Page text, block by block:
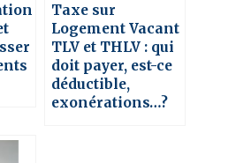
Taxe sur
Logement Vacant
TLV et THLV : qui
doit payer, est-ce
déductible,
exonérations…?